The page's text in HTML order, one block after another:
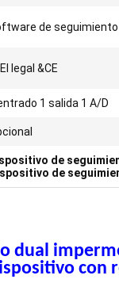
de seguimiento
legal &CE
1 salida 1 A/D
de
de
dual
con